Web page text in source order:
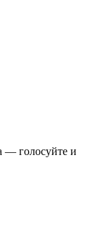
— голосуйте и